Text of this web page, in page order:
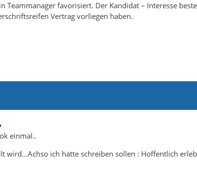
favorisiert. Der Kandidat – Interesse
Vertrag vorliegen haben.
einmal..
wird...Achso ich hätte schreiben sollen : Hoffentlich